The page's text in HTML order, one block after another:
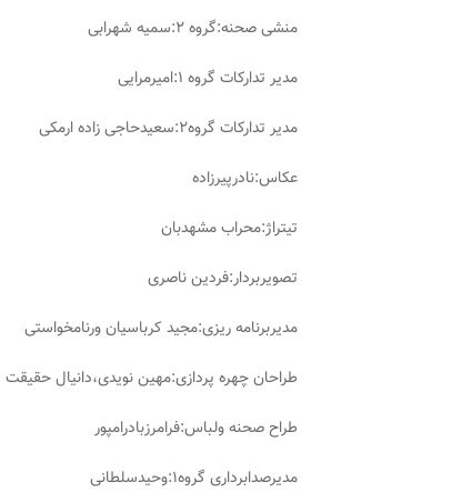
منشی صحنه:گروه ۲:سمیه شهرابی
مدیر تدارکات گروه ۱:امیرمرایی
مدیر تدارکات گروه۲:سعیدحاجی زاده ارمکی
عکاس:نادرپیرزاده
تیتراژ:محراب مشهدبان
تصویربردار:فردین ناصری
مدیربرنامه ریزی:مجید کرباسیان ورنامخواستی
طراحان چهره پردازی:مهین نویدی،دانیال حقیقت
طراح صحنه ولباس:فرامرزبادرامپور
مدیرصدابرداری گروه۱:وحیدسلطانی